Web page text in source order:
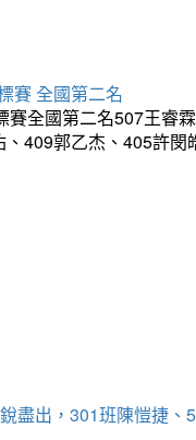
賽 全國第二名
全國第二名507王睿
409郭乙杰、405許
盡出，301班陳愷捷